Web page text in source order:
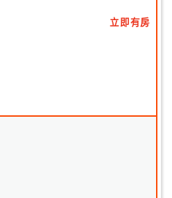
立即有房